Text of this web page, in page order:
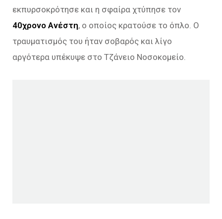
εκπυρσοκρότησε και η σφαίρα χτύπησε τον
40χρονο Ανέστη, ο οποίος κρατούσε το όπλο. Ο
τραυματισμός του ήταν σοβαρός και λίγο
αργότερα υπέκυψε στο Τζάνειο Νοσοκομείο.